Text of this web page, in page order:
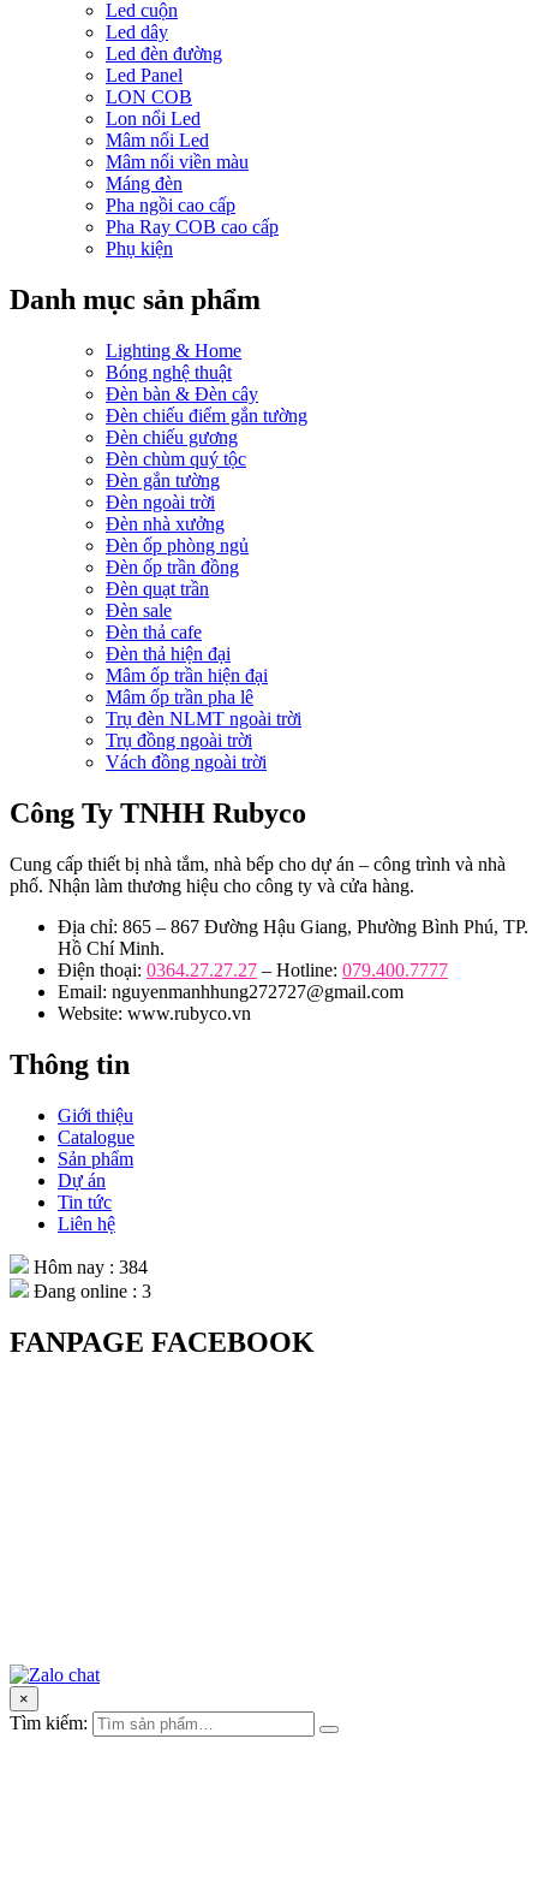
Led cuộn
Led dây
Led đèn đường
Led Panel
LON COB
Lon nổi Led
Mâm nổi Led
Mâm nổi viền màu
Máng đèn
Pha ngồi cao cấp
Pha Ray COB cao cấp
Phụ kiện
Danh mục sản phẩm
Lighting & Home
Bóng nghệ thuật
Đèn bàn & Đèn cây
Đèn chiếu điểm gắn tường
Đèn chiếu gương
Đèn chùm quý tộc
Đèn gắn tường
Đèn ngoài trời
Đèn nhà xưởng
Đèn ốp phòng ngủ
Đèn ốp trần đồng
Đèn quạt trần
Đèn sale
Đèn thả cafe
Đèn thả hiện đại
Mâm ốp trần hiện đại
Mâm ốp trần pha lê
Trụ đèn NLMT ngoài trời
Trụ đồng ngoài trời
Vách đồng ngoài trời
Công Ty TNHH Rubyco
Cung cấp thiết bị nhà tắm, nhà bếp cho dự án – công trình và nhà
phố. Nhận làm thương hiệu cho công ty và cửa hàng.
Địa chỉ: 865 – 867 Đường Hậu Giang, Phường Bình Phú, TP.
Hồ Chí Minh.
Điện thoại: 0364.27.27.27 – Hotline: 079.400.7777
Email: nguyenmanhhung272727@gmail.com
Website: www.rubyco.vn
Thông tin
Giới thiệu
Catalogue
Sản phẩm
Dự án
Tin tức
Liên hệ
Hôm nay : 384
Đang online : 3
FANPAGE FACEBOOK
×
Tìm kiếm: